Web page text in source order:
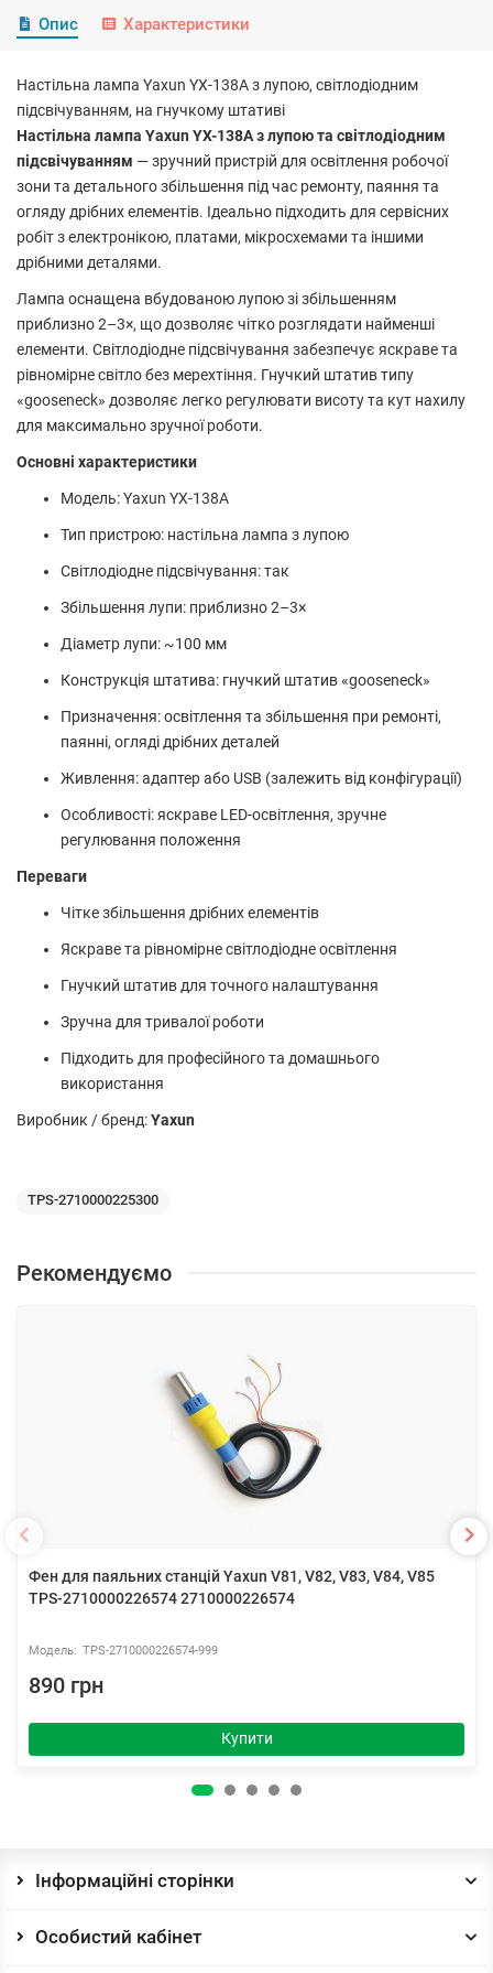
Опис Характеристики
Настільна лампа Yaxun YX-138A з лупою, світлодіодним
підсвічуванням, на гнучкому штативі
Настільна лампа Yaxun YX-138A з лупою та світлодіодним
підсвічуванням — зручний пристрій для освітлення робочої
зони та детального збільшення під час ремонту, паяння та
огляду дрібних елементів. Ідеально підходить для сервісних
робіт з електронікою, платами, мікросхемами та іншими
дрібними деталями.
Лампа оснащена вбудованою лупою зі збільшенням
приблизно 2–3×, що дозволяє чітко розглядати найменші
елементи. Світлодіодне підсвічування забезпечує яскраве та
рівномірне світло без мерехтіння. Гнучкий штатив типу
«gooseneck» дозволяє легко регулювати висоту та кут нахилу
для максимально зручної роботи.
Основні характеристики
Модель: Yaxun YX-138A
Тип пристрою: настільна лампа з лупою
Світлодіодне підсвічування: так
Збільшення лупи: приблизно 2–3×
Діаметр лупи: ~100 мм
Конструкція штатива: гнучкий штатив «gooseneck»
Призначення: освітлення та збільшення при ремонті,
паянні, огляді дрібних деталей
Живлення: адаптер або USB (залежить від конфігурації)
Особливості: яскраве LED-освітлення, зручне
регулювання положення
Переваги
Чітке збільшення дрібних елементів
Яскраве та рівномірне світлодіодне освітлення
Гнучкий штатив для точного налаштування
Зручна для тривалої роботи
Підходить для професійного та домашнього
використання
Виробник / бренд:Yaxun
TPS-2710000225300
Рекомендуємо
Фен для паяльних станцій Yaxun V81, V82, V83, V84, V85
TPS-2710000226574 2710000226574
TPS-2710000226574-999
890 грн
Купити
Інформаційні сторінки
Особистий кабінет